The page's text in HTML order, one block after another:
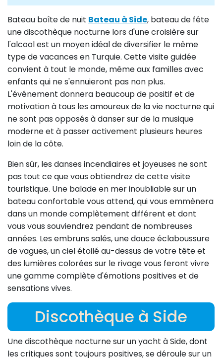
Bateau boîte de nuit Bateau à Side, bateau de fête
une discothèque nocturne lors d'une croisière sur
l'alcool est un moyen idéal de diversifier le même
type de vacances en Turquie. Cette visite guidée
convient à tout le monde, même aux familles avec
enfants qui ne s'ennuieront pas non plus.
L'événement donnera beaucoup de positif et de
motivation à tous les amoureux de la vie nocturne qui
ne sont pas opposés à danser sur de la musique
moderne et à passer activement plusieurs heures
loin de la côte.
Bien sûr, les danses incendiaires et joyeuses ne sont
pas tout ce que vous obtiendrez de cette visite
touristique. Une balade en mer inoubliable sur un
bateau confortable vous attend, qui vous emmènera
dans un monde complètement différent et dont
vous vous souviendrez pendant de nombreuses
années. Les embruns salés, une douce éclaboussure
de vagues, un ciel étoilé au-dessus de votre tête et
des lumières colorées sur le rivage vous feront vivre
une gamme complète d'émotions positives et de
sensations vives.
Discothèque à Side
Une discothèque nocturne sur un yacht à Side, dont
les critiques sont toujours positives, se déroule sur un